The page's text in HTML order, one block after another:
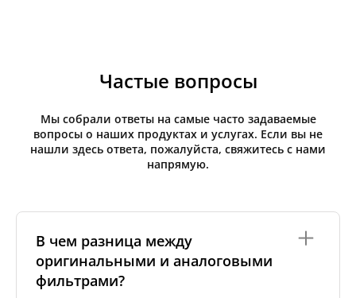
Частые вопросы
Мы собрали ответы на самые часто задаваемые
вопросы о наших продуктах и услугах. Если вы не
нашли здесь ответа, пожалуйста, свяжитесь с нами
напрямую.
В чем разница между
оригинальными и аналоговыми
фильтрами?